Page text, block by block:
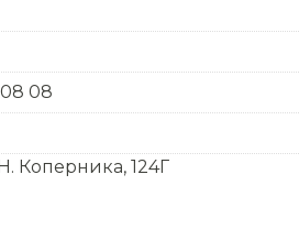
08
Коперника, 124Г